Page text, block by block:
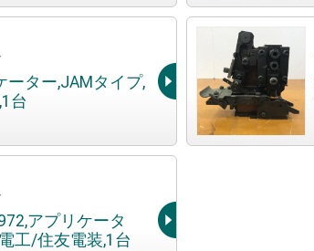
ーター,JAMタイプ,
台
アプリケータ
工/住友電装,1台